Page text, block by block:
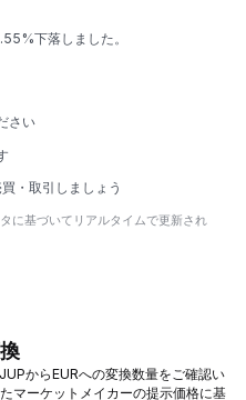
下落しました。
さい
・取引しましょう
に基づいてリアルタイムで更新され
からEURへの変換数量をご確認い
マーケットメイカーの提示価格に基